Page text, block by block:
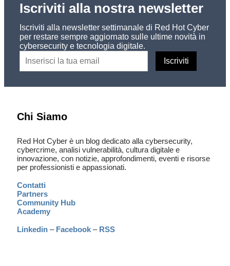
Iscriviti alla nostra newsletter
Iscriviti alla newsletter settimanale di Red Hot Cyber
per restare sempre aggiornato sulle ultime novità in
cybersecurity e tecnologia digitale.
Chi Siamo
Red Hot Cyber è un blog dedicato alla cybersecurity,
cybercrime, analisi vulnerabilità, cultura digitale e
innovazione, con notizie, approfondimenti, eventi e risorse
per professionisti e appassionati.
Contatti
Partners
Community Hub
Academy
Linkedin – Facebook – RSS